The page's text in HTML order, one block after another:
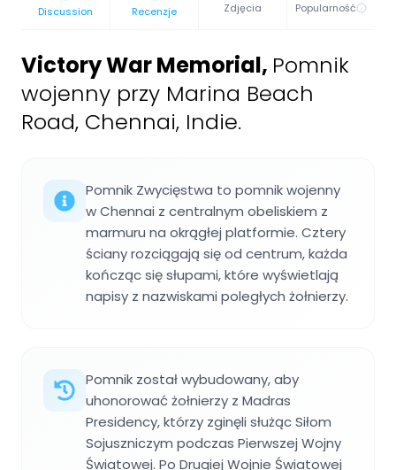
Discussion Recenzje Zdjęcia Popularność
Victory War Memorial, Pomnik
wojenny przy Marina Beach
Road, Chennai, Indie.
Pomnik Zwycięstwa to pomnik wojenny
w Chennai z centralnym obeliskiem z
marmuru na okrągłej platformie. Cztery
ściany rozciągają się od centrum, każda
kończąc się słupami, które wyświetlają
napisy z nazwiskami poległych żołnierzy.
Pomnik został wybudowany, aby
uhonorować żołnierzy z Madras
Presidency, którzy zginęli służąc Siłom
Sojuszniczym podczas Pierwszej Wojny
Światowej. Po Drugiej Wojnie Światowej